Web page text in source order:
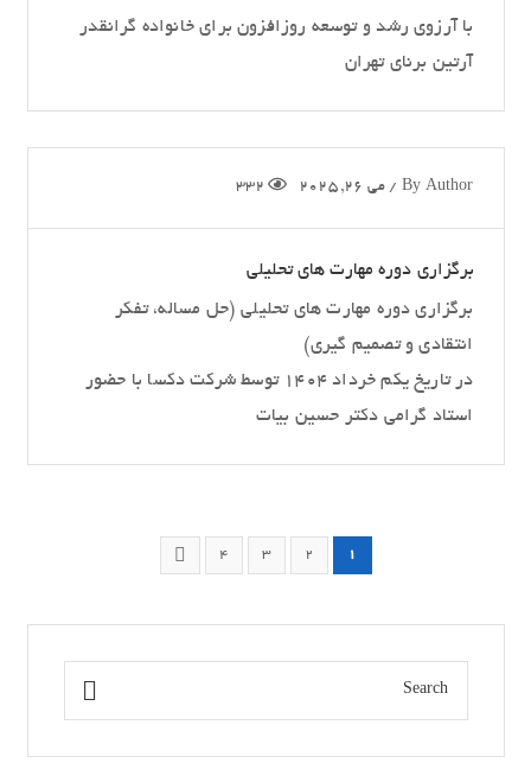
با آرزوی رشد و توسعه روزافزون برای خانواده گرانقدر
آرتین برنای تهران
By Author
/ می 26, 2025 332
برگزاری دوره مهارت های تحلیلی
برگزاری دوره مهارت های تحلیلی (حل مساله، تفکر
انتقادی و تصمیم گیری)
در تاریخ یکم خرداد ۱۴۰۴ توسط شرکت دکسا با حضور
استاد گرامی دکتر حسین بیات
1
2
3
4